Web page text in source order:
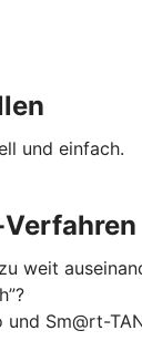
und einfach.
Verfahren
weit
Sm@rt-